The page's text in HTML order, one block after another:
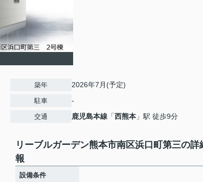
築年 2026年7月(予定)
駐車 -
交通 鹿児島本線 「西熊本 」駅 徒歩9分
リーブルガーデン熊本市南区浜口町第三の詳
報
設備条件